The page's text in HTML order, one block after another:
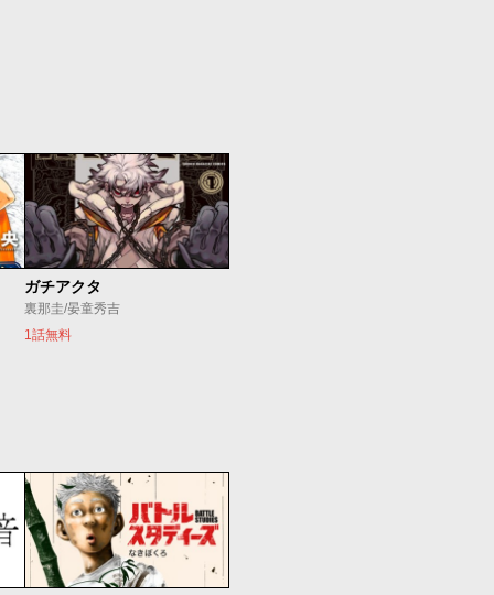
ガチアクタ
裏那圭/晏童秀吉
1話無料